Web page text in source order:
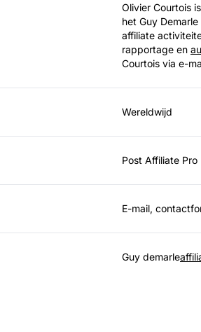
Olivier Courtois
het Guy
affiliate
rapportage en
Courtois via e-
Wereldwijd
Post Affiliate Pro
E-mail,
Guy demarle